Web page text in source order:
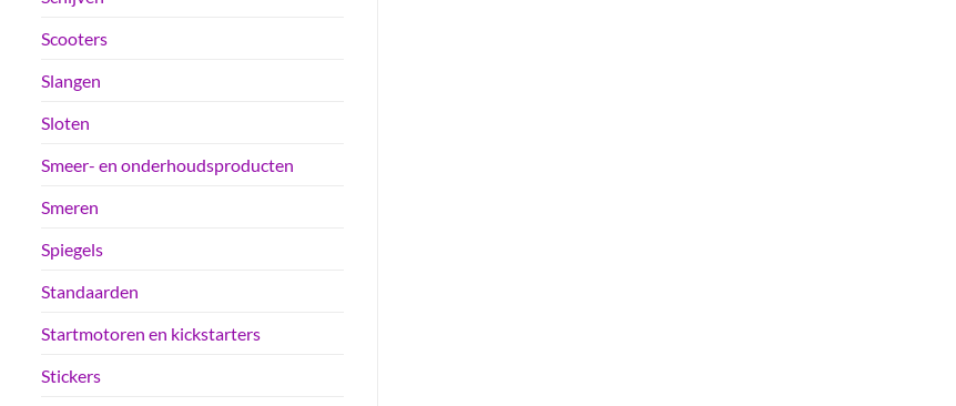
Scooters
Slangen
Sloten
Smeer- en onderhoudsproducten
Smeren
Spiegels
Standaarden
Startmotoren en kickstarters
Stickers